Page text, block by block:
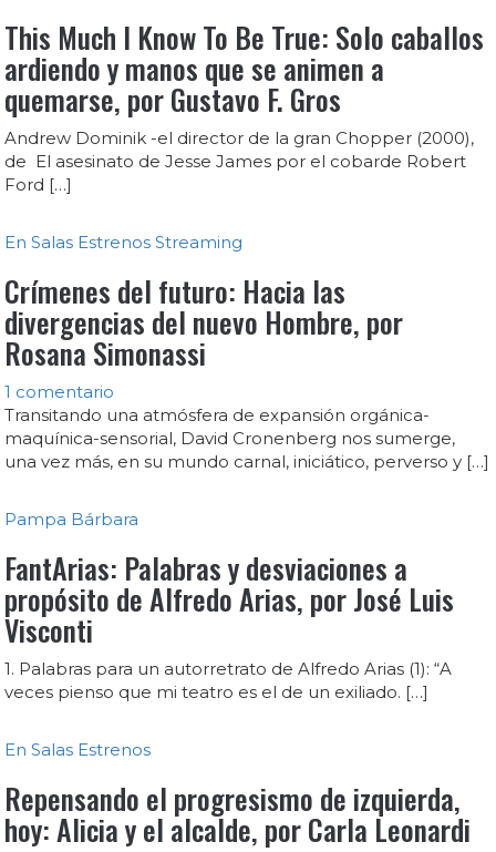
This Much I Know To Be True: Solo caballos
ardiendo y manos que se animen a
quemarse, por Gustavo F. Gros
Andrew Dominik -el director de la gran Chopper (2000),
de El asesinato de Jesse James por el cobarde Robert
Ford […]
En Salas Estrenos Streaming
Crímenes del futuro: Hacia las
divergencias del nuevo Hombre, por
Rosana Simonassi
1 comentario
Transitando una atmósfera de expansión orgánica-
maquínica-sensorial, David Cronenberg nos sumerge,
una vez más, en su mundo carnal, iniciático, perverso y […]
Pampa Bárbara
FantArias: Palabras y desviaciones a
propósito de Alfredo Arias, por José Luis
Visconti
1. Palabras para un autorretrato de Alfredo Arias (1): “A
veces pienso que mi teatro es el de un exiliado. […]
En Salas Estrenos
Repensando el progresismo de izquierda,
hoy: Alicia y el alcalde, por Carla Leonardi